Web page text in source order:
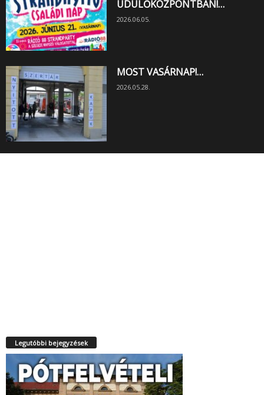
ÜDÜLŐKÖZPONTBAN!…
2026.06.05.
MOST VASÁRNAP!…
2026.05.28.
Legutóbbi bejegyzések